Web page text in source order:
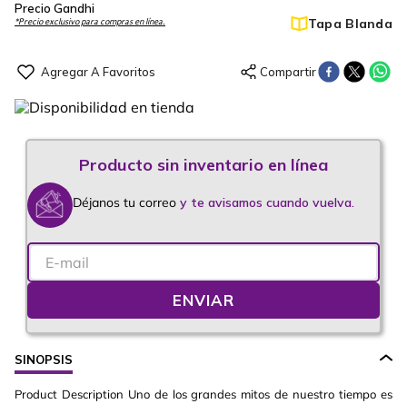
Precio Gandhi
*Precio exclusivo para compras en línea. Tapa Blanda
Déjanos tu correo y te avisamos cuando vuelva.
ENVIAR
SINOPSIS
Product Description Uno de los grandes mitos de nuestro tiempo es